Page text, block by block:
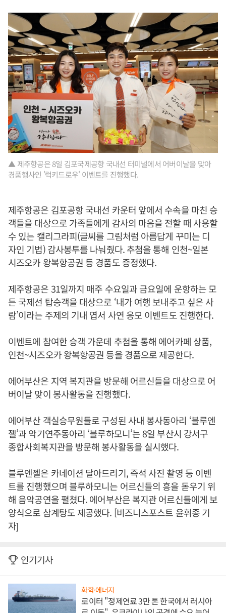
▲ 제주항공은 8일 김포국제공항 국내선 터미널에서 어버이날을 맞아
경품행사인 '럭키드로우' 이벤트를 진행했다.
제주항공은 김포공항 국내선 카운터 앞에서 수속을 마친 승
객들을 대상으로 가족들에게 감사의 마음을 전할 때 사용할
수 있는 캘리그라피(글씨를 그림처럼 아름답게 꾸미는 디
자인 기법) 감사봉투를 나눠줬다. 추첨을 통해 인천~일본
시즈오카 왕복항공권 등 경품도 증정했다.
제주항공은 31일까지 매주 수요일과 금요일에 운항하는 모
든 국제선 탑승객을 대상으로 ‘내가 여행 보내주고 싶은 사
람’이라는 주제의 기내 엽서 사연 응모 이벤트도 진행한다.
이벤트에 참여한 승객 가운데 추첨을 통해 에어카페 상품,
인천~시즈오카 왕복항공권 등을 경품으로 제공한다.
에어부산은 지역 복지관을 방문해 어르신들을 대상으로 어
버이날 맞이 봉사활동을 진행했다.
에어부산 객실승무원들로 구성된 사내 봉사동아리 ‘블루엔
젤’과 악기연주동아리 ‘블루하모니’는 8일 부산시 강서구
종합사회복지관을 방문해 봉사활동을 실시했다.
블루엔젤은 카네이션 달아드리기, 즉석 사진 촬영 등 이벤
트를 진행했으며 블루하모니는 어르신들의 흥을 돋우기 위
해 음악공연을 펼쳤다. 에어부산은 복지관 어르신들에게 보
양식으로 삼계탕도 제공했다. [비즈니스포스트 윤휘종 기
자]
인기기사
화학·에너지
로이터 "정제연료 3만 톤 한국에서 러시아